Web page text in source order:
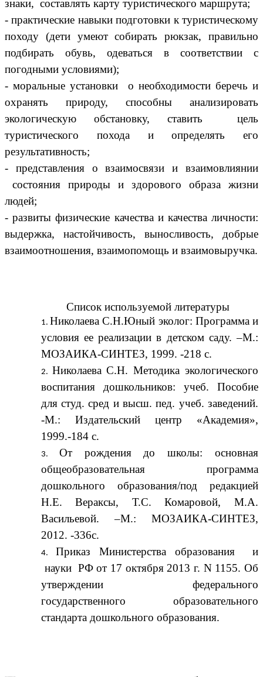
знаки, составлять карту туристического маршрута;
- практические навыки подготовки к туристическому
походу (дети умеют собирать рюкзак, правильно
подбирать обувь, одеваться в соответствии с
погодными условиями);
- моральные установки о необходимости беречь и
охранять природу, способны анализировать
экологическую обстановку, ставить цель
туристического похода и определять его
результативность;
- представления о взаимосвязи и взаимовлиянии
состояния природы и здорового образа жизни
людей;
- развиты физические качества и качества личности:
выдержка, настойчивость, выносливость, добрые
взаимоотношения, взаимопомощь и взаимовыручка.
Список используемой литературы
Николаева С.Н.Юный эколог: Программа и
условия ее реализации в детском саду. –М.:
МОЗАИКА-СИНТЕЗ, 1999. -218 с.
Николаева С.Н. Методика экологического
воспитания дошкольников: учеб. Пособие
для студ. сред и высш. пед. учеб. заведений.
-М.: Издательский центр «Академия»,
1999.-184 с.
От рождения до школы: основная
общеобразовательная программа
дошкольного образования/под редакцией
Н.Е. Вераксы, Т.С. Комаровой, М.А.
Васильевой. –М.: МОЗАИКА-СИНТЕЗ,
2012. -336с.
Приказ Министерства образования и
науки РФ от 17 октября 2013 г. N 1155. Об
утверждении федерального
государственного образовательного
стандарта дошкольного образования.